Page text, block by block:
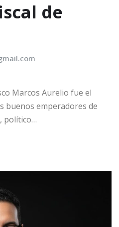
de
Marcos Aurelio fue el
buenos emperadores de
político…